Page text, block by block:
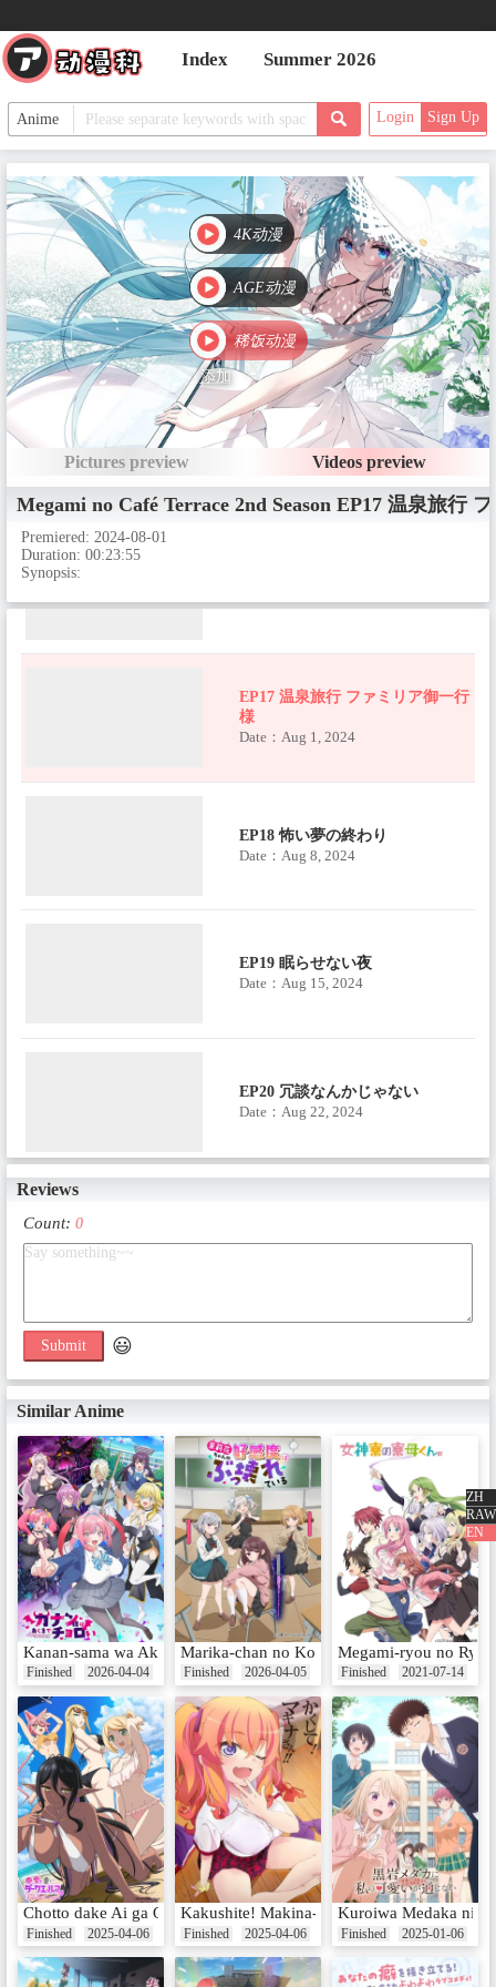
Index Summer 2026
Login Sign Up
ZH
RAW
EN
4K动漫
AGE动漫
稀饭动漫
添加
Pictures preview Videos preview
Megami no Café Terrace 2nd Season EP17 温泉旅行
Premiered: 2024-08-01
Duration: 00:23:55
Synopsis:
Date：
Main Episodes
EP13 ファミリアに黒い影
Date：Jul 4, 2024
EP14 青天の霹靂
Date：Jul 11, 2024
EP15 反撃の一手
Date：Jul 18, 2024
Date：Jul 25, 2024
EP17 温泉旅行 ファミリア御一行
様
Date：Aug 1, 2024
EP18 怖い夢の終わり
Date：Aug 8, 2024
EP19 眠らせない夜
Date：Aug 15, 2024
EP20 冗談なんかじゃない
Date：Aug 22, 2024
Date：Aug 29, 2024
EP23 キスとスキと考えごと
Date：Sep 12, 2024
EP24 最後のピラフ
Date：Sep 19, 2024
Extra Episodes
Reviews
Count: 0
Submit 😃
Similar Anime
Kanan-sama wa Akumade Choroi
Finished 2026-04-04
Marika-chan no Koukando wa
Finished 2026-04-05
Megami-ryou no
Finished 2021-07-14
Chotto dake Ai ga Omoi Dark Elf ga Isekai kara Oikaketekita
Finished 2025-04-06
Kakushite! Makina-san!!
Finished 2025-04-06
Kuroiwa Medaka ni
Finished 2025-01-06